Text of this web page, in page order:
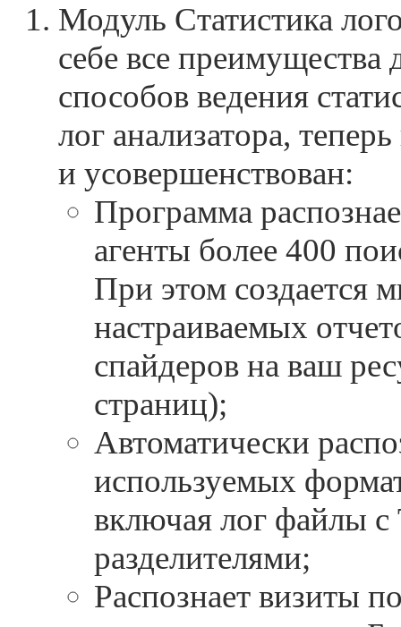
Модуль Статистика
себе все преимущества
способов ведения
лог анализатора,
и усовершенствован:
Программа
агенты более 400
При этом создается
настраиваемых
спайдеров на ваш
страниц);
Автоматически
используемых
включая лог файлы
разделителями;
Распознает визиты